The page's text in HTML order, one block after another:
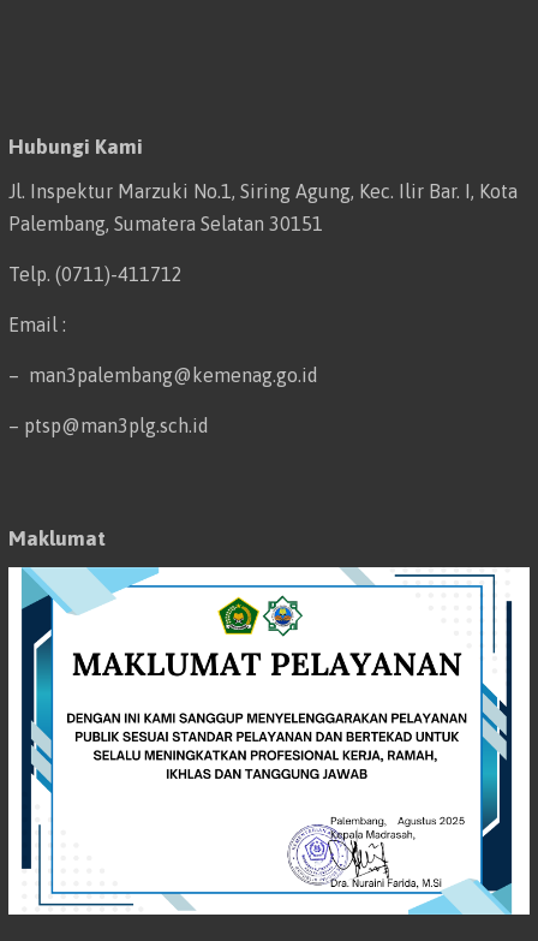
Hubungi Kami
Jl. Inspektur Marzuki No.1, Siring Agung, Kec. Ilir Bar. I, Kota
Palembang, Sumatera Selatan 30151
Telp. (0711)-411712
Email :
– man3palembang@kemenag.go.id
– ptsp@man3plg.sch.id
Maklumat